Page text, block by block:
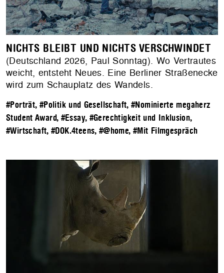
NICHTS BLEIBT UND NICHTS VERSCHWINDET
(Deutschland 2026, Paul Sonntag). Wo Vertrautes
weicht, entsteht Neues. Eine Berliner Straßenecke
wird zum Schauplatz des Wandels.
#Porträt, #Politik und Gesellschaft, #Nominierte megaherz
Student Award, #Essay, #Gerechtigkeit und Inklusion,
#Wirtschaft,#DOK.4teens, #@home, #Mit Filmgespräch